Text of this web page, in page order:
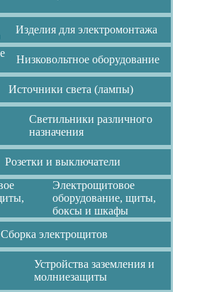
Изделия для электромонтажа
Низковольтное оборудование
Источники света (лампы)
Светильники различного
назначения
Розетки и выключатели
Электрощитовое
оборудование, щиты,
боксы и шкафы
Сборка электрощитов
Устройства заземления и
молниезащиты